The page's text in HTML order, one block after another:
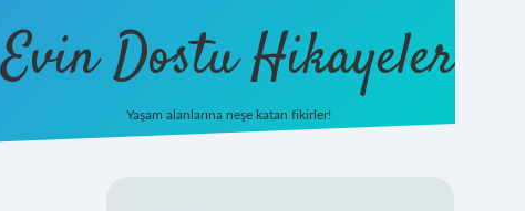
Evin Dostu Hikayeler
Yaşam alanlarına neşe katan fikirler!